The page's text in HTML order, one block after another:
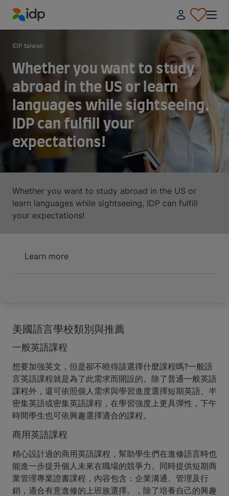
IDP Education
IDP taiwan
Whether you want to study
abroad in the US or learn
languages while sightseeing,
IDP can fulfill your
expectations!
Whether you want to study abroad in the US or
learn languages while sightseeing, IDP can fulfill
your expectations!
Learn more
美國語言學校類別與推薦
一般英語課程
想要加強英文，但是卻不曉得該選擇什麼課程嗎?一般語
言英語課程就是為了此需求而開設的。除了普通一般英語
課程外，還可依照個人需求與學習進度選擇短期英語、半
密集英語或密集英語課程，在學習強度上更具彈性，下午
時間學生也可依興趣選擇適合的課程。
商用英語課程
精心設計過的商用英語課程，幫助學生們在進修語言時也
能進一步提升個人未來在職場的競爭力。同時提供短期商
業管理專業證書課程，內容包含：企業溝通、管理及行
銷，適合有意進修的上班族選擇。，除了培養自己的興趣